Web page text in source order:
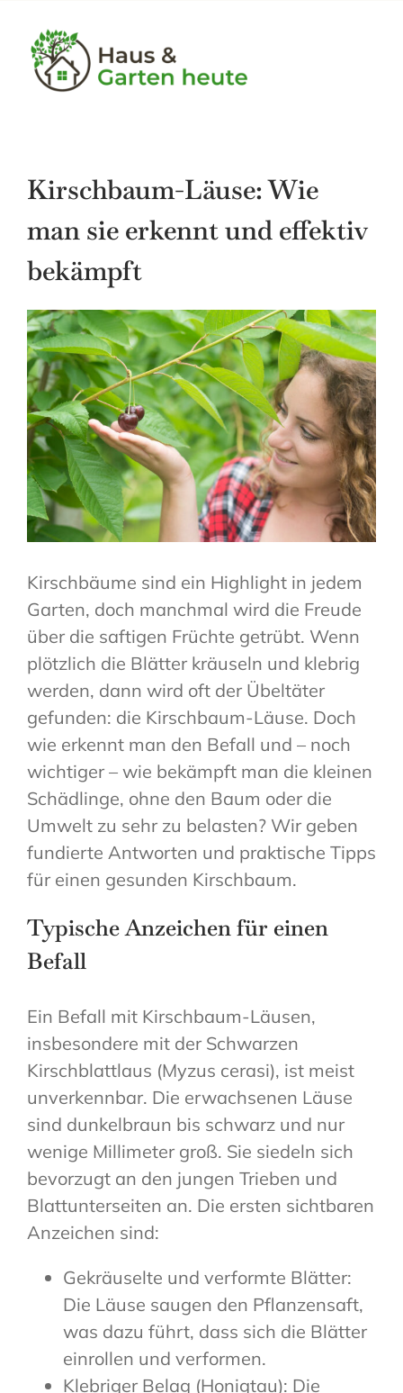
content
Garten
Haushalt
Heimwerker
Immobilien
Kirschbaum-Läuse: Wie
man sie erkennt und effektiv
bekämpft
Kirschbäume sind ein Highlight in jedem
Garten, doch manchmal wird die Freude
über die saftigen Früchte getrübt. Wenn
plötzlich die Blätter kräuseln und klebrig
werden, dann wird oft der Übeltäter
gefunden: die Kirschbaum-Läuse. Doch
wie erkennt man den Befall und – noch
wichtiger – wie bekämpft man die kleinen
Schädlinge, ohne den Baum oder die
Umwelt zu sehr zu belasten? Wir geben
fundierte Antworten und praktische Tipps
für einen gesunden Kirschbaum.
Typische Anzeichen für einen
Befall
Ein Befall mit Kirschbaum-Läusen,
insbesondere mit der Schwarzen
Kirschblattlaus (Myzus cerasi), ist meist
unverkennbar. Die erwachsenen Läuse
sind dunkelbraun bis schwarz und nur
wenige Millimeter groß. Sie siedeln sich
bevorzugt an den jungen Trieben und
Blattunterseiten an. Die ersten sichtbaren
Anzeichen sind:
Gekräuselte und verformte Blätter:
Die Läuse saugen den Pflanzensaft,
was dazu führt, dass sich die Blätter
einrollen und verformen.
Klebriger Belag (Honigtau): Die